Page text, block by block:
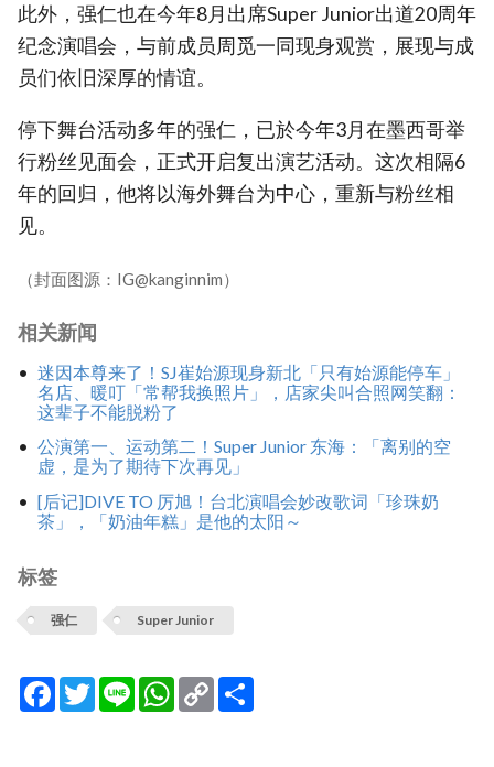
此外，强仁也在今年8月出席Super Junior出道20周年
纪念演唱会，与前成员周觅一同现身观赏，展现与成
员们依旧深厚的情谊。
停下舞台活动多年的强仁，已於今年3月在墨西哥举
行粉丝见面会，正式开启复出演艺活动。这次相隔6
年的回归，他将以海外舞台为中心，重新与粉丝相
见。
（封面图源：IG@kanginnim）
相关新闻
迷因本尊来了！SJ崔始源现身新北「只有始源能停车」
名店、暖叮「常帮我换照片」，店家尖叫合照网笑翻：
这辈子不能脱粉了
公演第一、运动第二！Super Junior 东海：「离别的空
虚，是为了期待下次再见」
[后记]DIVE TO 厉旭！台北演唱会妙改歌词「珍珠奶
茶」，「奶油年糕」是他的太阳～
标签
强仁 Super Junior
Facebook
TwitterLine WhatsApp
Copy
Link